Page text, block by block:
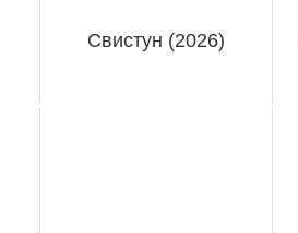
Свистун (2026)